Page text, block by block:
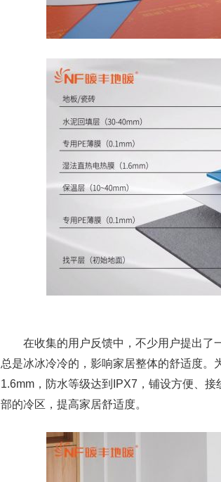
在收集的用户反馈中，不少用户提出了
总是冰冰冷冷的，影响家居整体的舒适度
1.6mm，防水等级达到IPX7，铺设方便、
部的冷区，提高家居舒适度。